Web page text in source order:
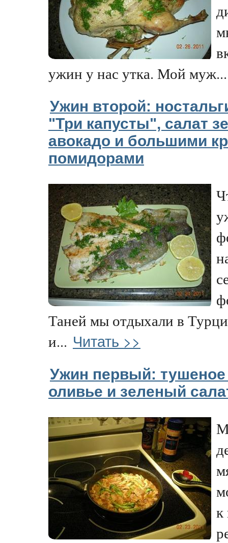
ужин у нас утка. Мой муж...
Ужин второй:
"Три капусты", салат
авокадо и большими
помидорами
Таней мы отдыхали в
и... Читать >>
Ужин первый:
оливье и зеленый
к